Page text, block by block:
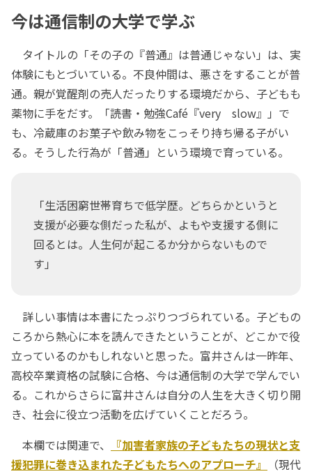
今は通信制の大学で学ぶ
タイトルの「その子の『普通』は普通じゃない」は、実
体験にもとづいている。不良仲間は、悪さをすることが普
通。親が覚醒剤の売人だったりする環境だから、子どもも
薬物に手をだす。「読書・勉強Café『very slow』」で
も、冷蔵庫のお菓子や飲み物をこっそり持ち帰る子がい
る。そうした行為が「普通」という環境で育っている。
「生活困窮世帯育ちで低学歴。どちらかというと
支援が必要な側だった私が、よもや支援する側に
回るとは。人生何が起こるか分からないもので
す」
詳しい事情は本書にたっぷりつづられている。子どもの
ころから熱心に本を読んできたということが、どこかで役
立っているのかもしれないと思った。富井さんは一昨年、
高校卒業資格の試験に合格、今は通信制の大学で学んでい
る。これからさらに富井さんは自分の人生を大きく切り開
き、社会に役立つ活動を広げていくことだろう。
本欄では関連で、
『加害者家族の子どもたちの現状と支
援――犯罪に巻き込まれた子どもたちへのアプローチ』
（現代